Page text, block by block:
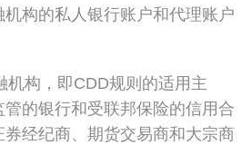
构的私人银行账户和代理账户
机构，即CDD规则的适用主
的银行和受联邦保险的信用合
经纪商、期货交易商和大宗商